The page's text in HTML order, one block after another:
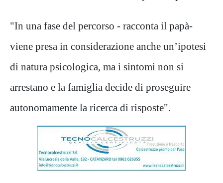
"In una fase del percorso - racconta il papà-
viene presa in considerazione anche un’ipotesi
di natura psicologica, ma i sintomi non si
arrestano e la famiglia decide di proseguire
autonomamente la ricerca di risposte".